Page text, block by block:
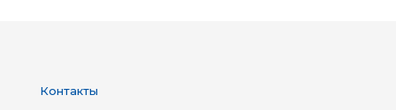
Контакты